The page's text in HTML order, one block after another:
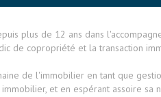
plus de 12 ans dans
de copropriété et la transaction
de l'immobilier en tant que
et en espérant assoire sa